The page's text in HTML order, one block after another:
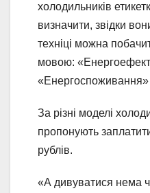
холодильників
визначити, звідки
техніці можна
мовою:
«Енергоспоживання»
За різні моделі
пропонують
рублів.
«А дивуватися нема